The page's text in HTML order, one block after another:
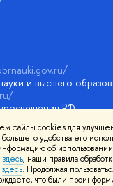
файлы cookies для
удобства его
об
здесь, наши правила
здесь. Продолжая
что были
и высшего
РФ
mooc
онлайн-курсы
Адреса и контакты